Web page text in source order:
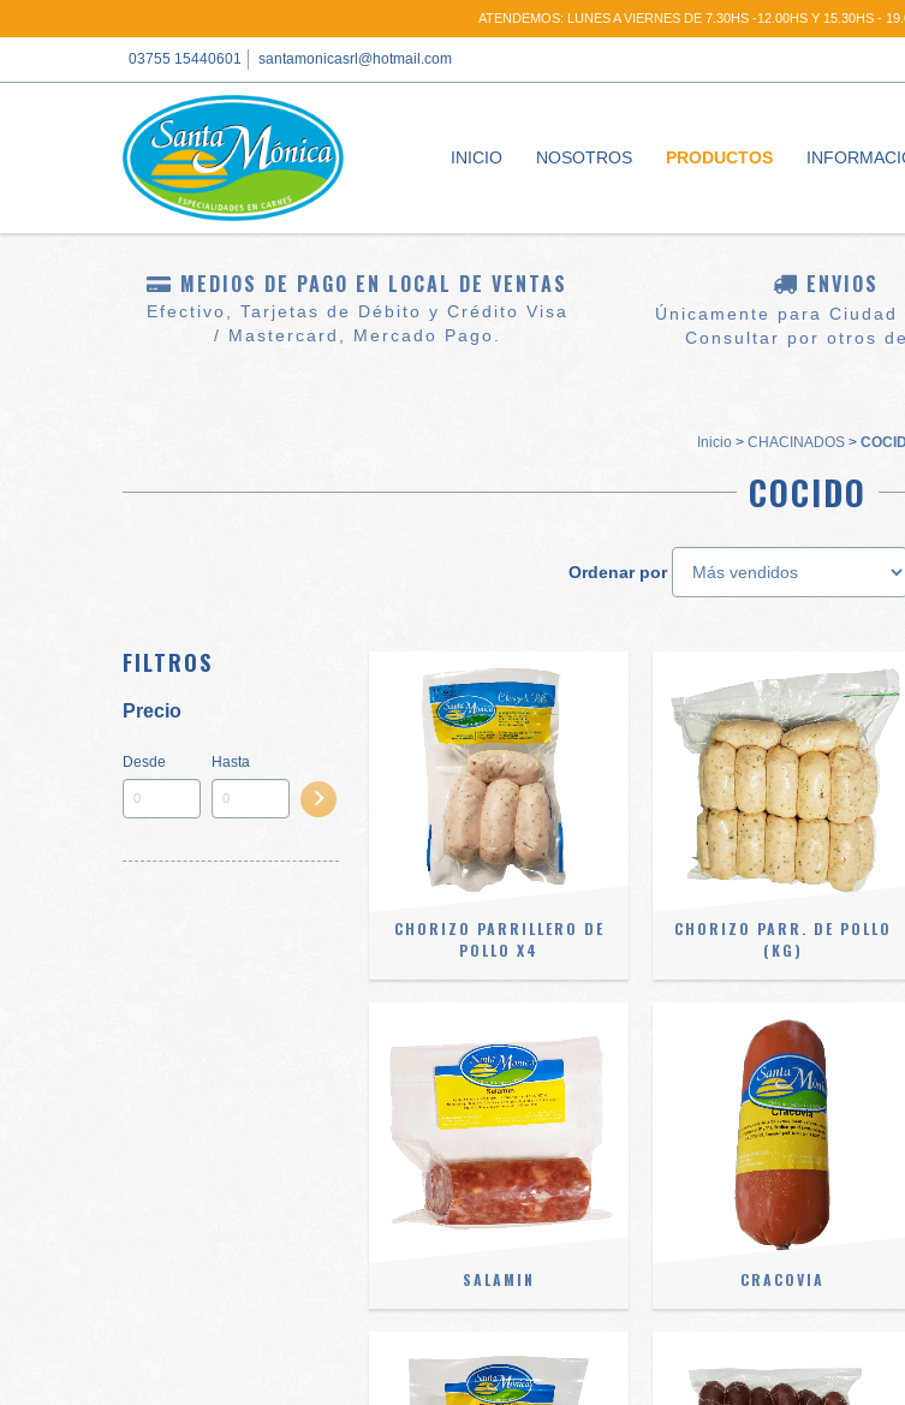
ATENDEMOS: LUNES A VIERNES DE 7.30HS -12.00HS Y 15.30HS -
03755 15440601 santamonicasrl@hotmail.com
INICIO NOSOTROS PRODUCTOS
MEDIOS DE PAGO EN LOCAL DE VENTAS
Efectivo, Tarjetas de Débito y Crédito Visa
/ Mastercard, Mercado Pago.
ENVIOS
Únicamente para Ciudad
Consultar por otros
Inicio > CHACINADOS >
COCIDO
Ordenar por
FILTROS
Precio
Desde Hasta
CHORIZO PARRILLERO DE
POLLO X4
CHORIZO PARR. DE POLLO
(KG)
SALAMIN CRACOVIA